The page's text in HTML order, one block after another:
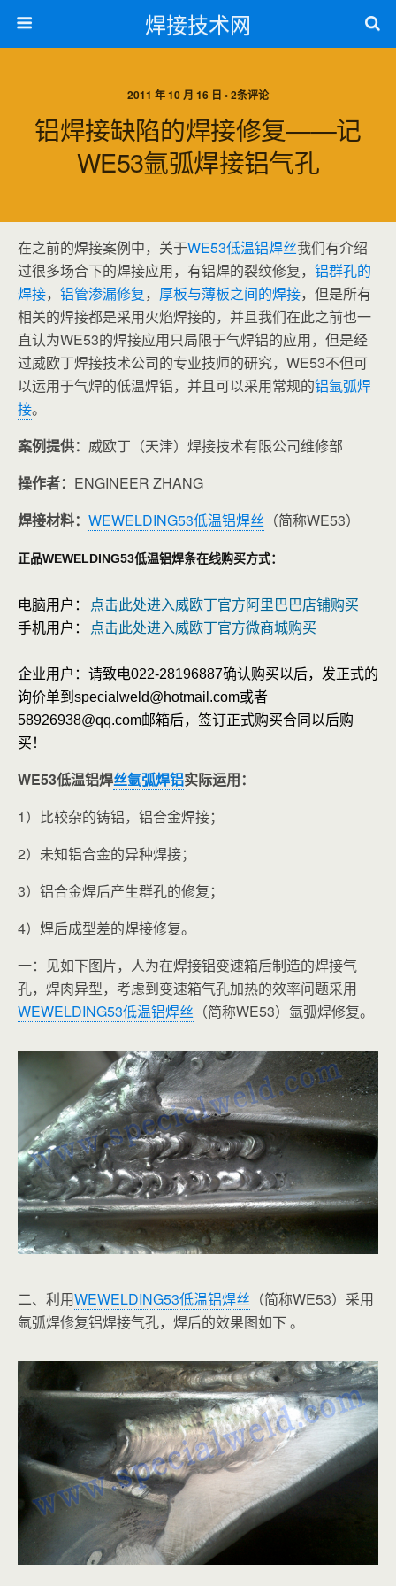
焊接技术网
2011 年 10 月 16 日 • 2条评论
铝焊接缺陷的焊接修复——记
WE53氩弧焊接铝气孔
在之前的焊接案例中，关于WE53低温铝焊丝我们有介绍
过很多场合下的焊接应用，有铝焊的裂纹修复， 铝群孔的
焊接， 铝管渗漏修复， 厚板与薄板之间的焊接，但是所有
相关的焊接都是采用火焰焊接的，并且我们在此之前也一
直认为WE53的焊接应用只局限于气焊铝的应用，但是经
过威欧丁焊接技术公司的专业技师的研究，WE53不但可
以运用于气焊的低温焊铝，并且可以采用常规的铝氩弧焊
接。
案例提供： 威欧丁（天津）焊接技术有限公司维修部
操作者： ENGINEER ZHANG
焊接材料： WEWELDING53低温铝焊丝 （简称WE53）
正品WEWELDING53低温铝焊条在线购买方式：
电脑用户：
点击此处进入威欧丁官方阿里巴巴店铺购买
手机用户：
点击此处进入威欧丁官方微商城购买
企业用户：请致电022-28196887确认购买以后，发正式的
询价单到specialweld@hotmail.com或者
58926938@qq.com邮箱后，签订正式购买合同以后购
买！
WE53低温铝焊丝氩弧焊铝实际运用：
1）比较杂的铸铝，铝合金焊接；
2）未知铝合金的异种焊接；
3）铝合金焊后产生群孔的修复；
4）焊后成型差的焊接修复。
一：见如下图片，人为在焊接铝变速箱后制造的焊接气
孔，焊肉异型，考虑到变速箱气孔加热的效率问题采用
WEWELDING53低温铝焊丝 （简称WE53） 氩弧焊修复。
二、利用WEWELDING53低温铝焊丝 （简称WE53） 采用
氩弧焊修复铝焊接气孔，焊后的效果图如下 。